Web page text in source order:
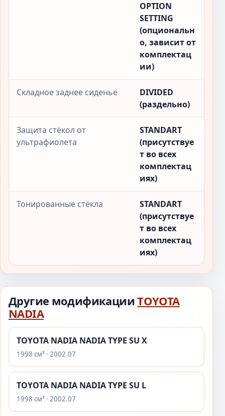
OPTION
SETTING
(опциональн
о, зависит от
комплектац
ии)
Складное заднее сиденье
DIVIDED
(раздельно)
Защита стёкол от
ультрафиолета
STANDART
(присутствуе
т во всех
комплектац
иях)
Тонированные стёкла
STANDART
(присутствуе
т во всех
комплектац
иях)
Другие модификацииTOYOTA
NADIA
TOYOTA NADIA NADIA TYPE SU X
1998 см³ · 2002.07
TOYOTA NADIA NADIA TYPE SU L
1998 см³ · 2002.07